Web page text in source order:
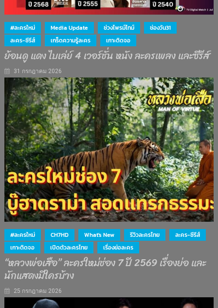
#ละครใหม่ Media Update ช่วงไพรม์ไทม์
ช่องวัน31
ละคร-ซีรีส์
เกร็ดความรู้ละคร เกาะติดจอ
ย้อนดู แดง ไบเล่ย์ 4 เวอร์ชั่น หนัง ละครเพลง และซีรีส์
31 กรกฎาคม 2026
#ละครใหม่ CH7HD What's New รีวิวละครไทย
ละคร-ซีรีส์
เกาะติดจอ
เปิดตัวละครไทย เรื่องย่อละคร
“หลวงพ่อเสือ” ละครใหม่ช่อง 7 ปี 2569 เรื่องย่อ และ
นักแสดงมีใครบ้าง
25 กรกฎาคม 2026